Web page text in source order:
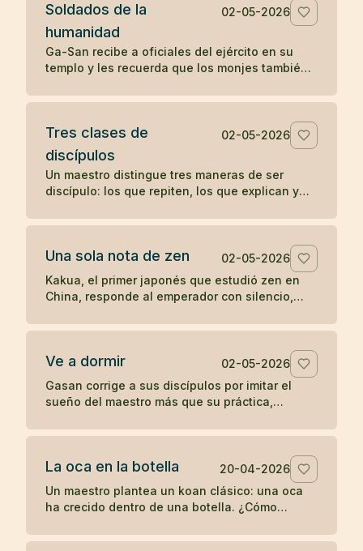
Soldados de la
humanidad
02-05-2026
Ga-San recibe a oficiales del ejército en su
templo y les recuerda que los monjes también
todos los seres.
Tres clases de
discípulos
02-05-2026
Un maestro distingue tres maneras de ser
discípulo: los que repiten, los que explican y
Una sola nota de zen
02-05-2026
Kakua, el primer japonés que estudió zen en
China, responde al emperador con silencio,
desaparecer.
Ve a dormir
02-05-2026
Gasan corrige a sus discípulos por imitar el
sueño del maestro más que su práctica,
no retirarse antes de tiempo.
La oca en la botella
20-04-2026
Un maestro plantea un koan clásico: una oca
ha crecido dentro de una botella. ¿Cómo